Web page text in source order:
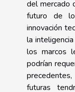
del mercado
futuro de
innovación
la
los marcos
podrían
futuras